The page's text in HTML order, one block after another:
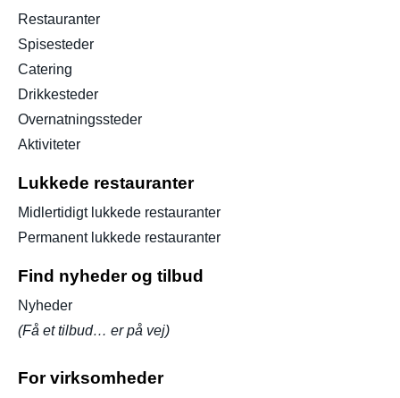
Restauranter
Spisesteder
Catering
Drikkesteder
Overnatningssteder
Aktiviteter
Lukkede restauranter
Midlertidigt lukkede restauranter
Permanent lukkede restauranter
Find nyheder og tilbud
Nyheder
(Få et tilbud… er på vej)
For virksomheder